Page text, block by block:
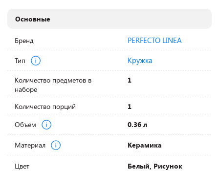
Основные
Бренд PERFECTO LINEA
Тип Кружка
Количество предметов в
наборе
1
Количество порций
1
Объем
0.36 л
Материал Керамика
Цвет
Белый, Рисунок